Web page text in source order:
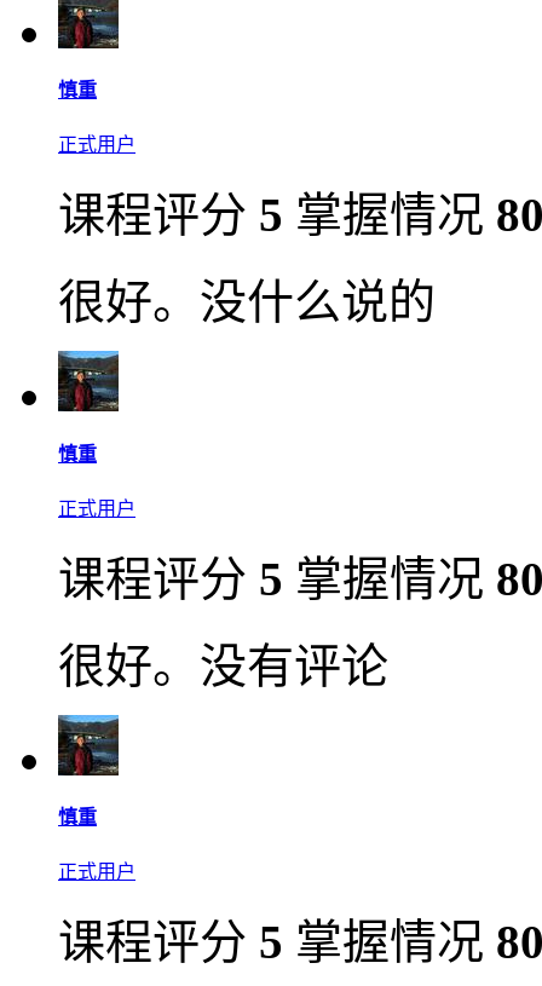
慎重
正式用户
课程评分 5 掌握情况
很好。没什么说的
慎重
正式用户
课程评分 5 掌握情况
很好。没有评论
慎重
正式用户
课程评分 5 掌握情况